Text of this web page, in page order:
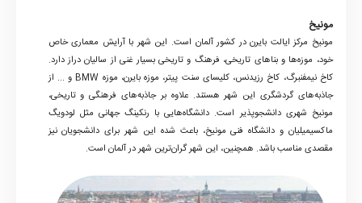
مونیخ
مونیخ مرکز ایالت بایرن در کشور آلمان است. این شهر با آرایش معماری خاص
خود، موزه‌ها و بناهای تاریخی، فرهنگ و تاریخی بسیار غنی از سالیان دراز دارد.
کاخ نیمفنبرگ، کاخ رزیدنس، کلیسای سنت پیتر، موزه بایرن، موزه BMW و ... از
جاذبه‌های گردشگری این شهر هستند. علاوه بر جاذبه‌های فرهنگی و تاریخی،
مونیخ شهری دانشجوپذیر است. دانشگاه‌هایی با رنکینگ جهانی مثل لودویگ
ماکسیمیلیان و دانشگاه فنی مونیخ، باعث شده این شهر برای دانشجویان نیز
مقصدی مناسب باشد. همچنین، این شهر گران‌ترین شهر در آلمان است.